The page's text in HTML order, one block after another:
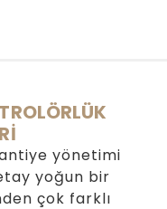
yönetimi
yoğun bir
çok farklı